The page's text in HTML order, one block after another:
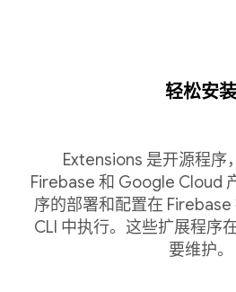
轻松安装
Extensions 是开源程序
Firebase 和 Google Cloud
序的部署和配置在
CLI 中执行。这些扩展程序
要维护。